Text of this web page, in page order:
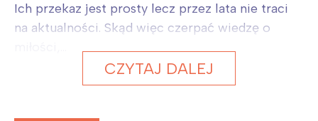
Ich przekaz jest prosty lecz przez lata nie traci
na aktualności. Skąd więc czerpać wiedzę o
CZYTAJ DALEJ